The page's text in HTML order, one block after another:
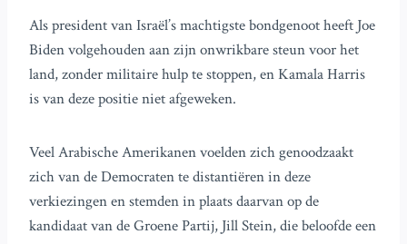
Als president van Israël’s machtigste bondgenoot heeft Joe
Biden volgehouden aan zijn onwrikbare steun voor het
land, zonder militaire hulp te stoppen, en Kamala Harris
is van deze positie niet afgeweken.
Veel Arabische Amerikanen voelden zich genoodzaakt
zich van de Democraten te distantiëren in deze
verkiezingen en stemden in plaats daarvan op de
kandidaat van de Groene Partij, Jill Stein, die beloofde een